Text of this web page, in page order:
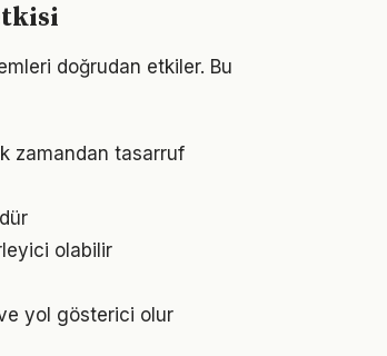
doğrudan etkiler. Bu
zamandan tasarruf
olabilir
ve yol gösterici olur